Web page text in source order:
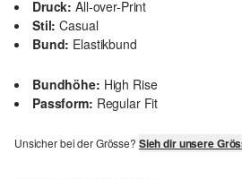
Druck: All-over-Print
Stil: Casual
Bund: Elastikbund
Bundhöhe: High Rise
Passform: Regular Fit
Unsicher bei der Grösse? Sieh dir unsere